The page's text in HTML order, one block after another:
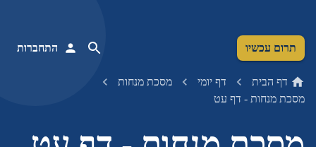
תרום עכשיו התחברות
דף הבית דף יומי
מסכת מנחות
מסכת מנחות - דף עט